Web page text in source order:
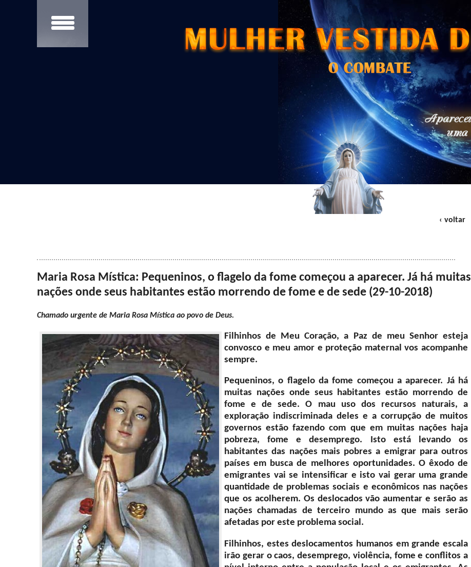
‹ voltar
Maria Rosa Mística: Pequeninos, o flagelo da fome começou a aparecer. Já há muitas
nações onde seus habitantes estão morrendo de fome e de sede (29-10-2018)
Chamado urgente de Maria Rosa Mística ao povo de Deus.
Filhinhos de Meu Coração, a Paz de meu Senhor esteja
convosco e meu amor e proteção maternal vos acompanhe
sempre.
Pequeninos, o flagelo da fome começou a aparecer. Já há
muitas nações onde seus habitantes estão morrendo de
fome e de sede. O mau uso dos recursos naturais, a
exploração indiscriminada deles e a corrupção de muitos
governos estão fazendo com que em muitas nações haja
pobreza, fome e desemprego. Isto está levando os
habitantes das nações mais pobres a emigrar para outros
países em busca de melhores oportunidades. O êxodo de
emigrantes vai se intensificar e isto vai gerar uma grande
quantidade de problemas sociais e econômicos nas nações
que os acolherem. Os deslocados vão aumentar e serão as
nações chamadas de terceiro mundo as que mais serão
afetadas por este problema social.
Filhinhos, estes deslocamentos humanos em grande escala
irão gerar o caos, desemprego, violência, fome e conflitos a